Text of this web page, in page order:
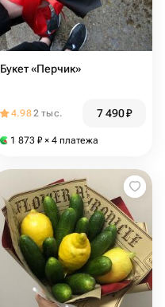
Букет «Перчик»
4.982 тыс. 7 490₽
1 873 ₽ × 4 платежа